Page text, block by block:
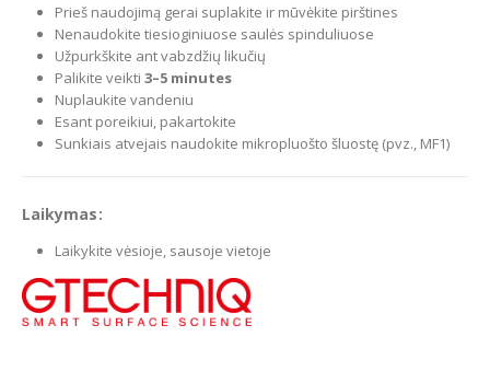
Prieš naudojimą gerai suplakite ir mūvėkite pirštines
Nenaudokite tiesioginiuose saulės spinduliuose
Užpurkškite ant vabzdžių likučių
Palikite veikti 3–5 minutes
Nuplaukite vandeniu
Esant poreikiui, pakartokite
Sunkiais atvejais naudokite mikropluošto šluostę (pvz., MF1)
Laikymas:
Laikykite vėsioje, sausoje vietoje